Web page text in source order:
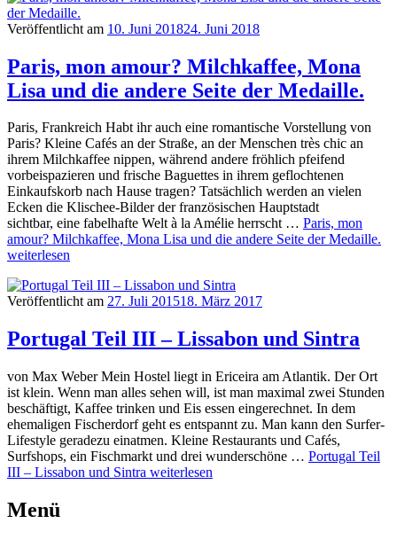
Veröffentlicht am 10. Juni 201824. Juni 2018
Paris, mon amour? Milchkaffee, Mona
Lisa und die andere Seite der Medaille.
Paris, Frankreich Habt ihr auch eine romantische Vorstellung von
Paris? Kleine Cafés an der Straße, an der Menschen très chic an
ihrem Milchkaffee nippen, während andere fröhlich pfeifend
vorbeispazieren und frische Baguettes in ihrem geflochtenen
Einkaufskorb nach Hause tragen? Tatsächlich werden an vielen
Ecken die Klischee-Bilder der französischen Hauptstadt
sichtbar, eine fabelhafte Welt à la Amélie herrscht … Paris, mon
amour? Milchkaffee, Mona Lisa und die andere Seite der Medaille.
weiterlesen
Veröffentlicht am 27. Juli 201518. März 2017
Portugal Teil III – Lissabon und Sintra
von Max Weber Mein Hostel liegt in Ericeira am Atlantik. Der Ort
ist klein. Wenn man alles sehen will, ist man maximal zwei Stunden
beschäftigt, Kaffee trinken und Eis essen eingerechnet. In dem
ehemaligen Fischerdorf geht es entspannt zu. Man kann den Surfer-
Lifestyle geradezu einatmen. Kleine Restaurants und Cafés,
Surfshops, ein Fischmarkt und drei wunderschöne … Portugal Teil
III – Lissabon und Sintra weiterlesen
Menü